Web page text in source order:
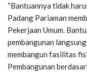
“Bantuannya tidak
Padang Pariaman
Pekerjaan Umum.
pembangunan
membangun fasilitas
Pembangunan